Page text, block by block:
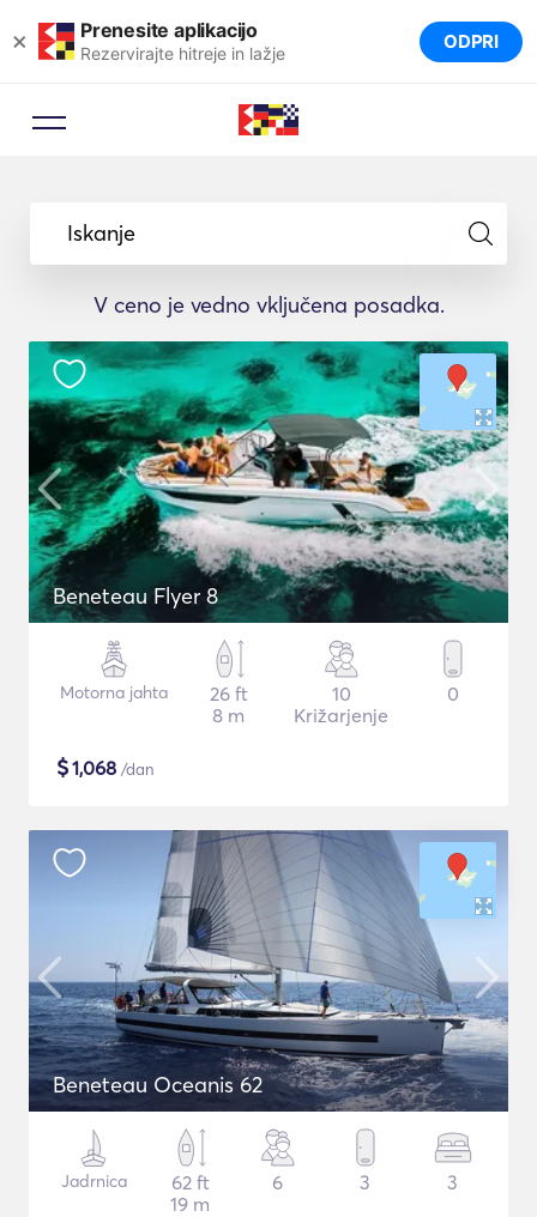
× Prenesite aplikacijo
Rezervirajte hitreje in lažje ODPRI
Iskanje
V ceno je vedno vključena posadka.
Beneteau Flyer 8
Motorna jahta
26 ft
8 m
10
Križarjenje
0
$1,068 /dan
Beneteau Oceanis 62
Jadrnica
62 ft
19 m
6 3 3